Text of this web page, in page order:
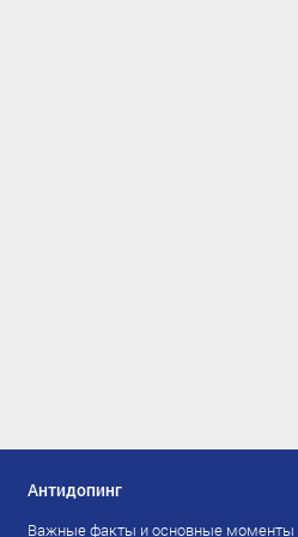
Антидопинг
Важные факты и основные моменты